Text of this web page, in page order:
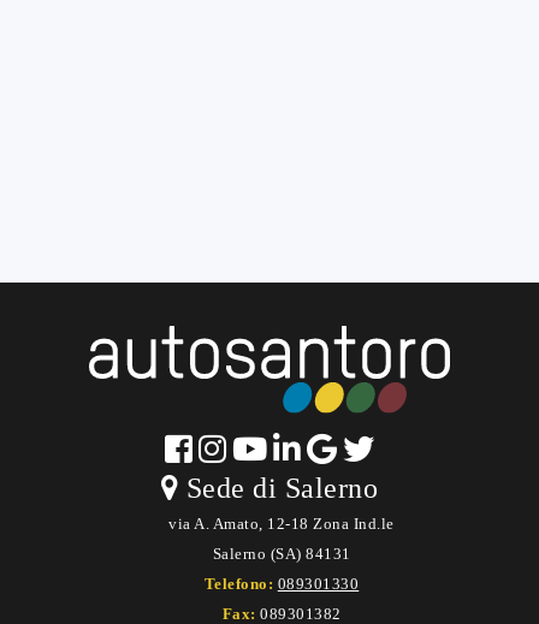
Sede di Salerno
via A. Amato, 12-18 Zona Ind.le
Salerno (SA) 84131
Telefono: 089301330
Fax: 089301382